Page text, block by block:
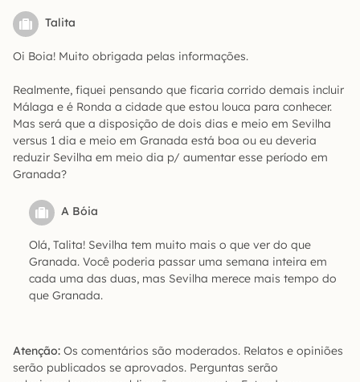
Talita
Oi Boia! Muito obrigada pelas informações.
Realmente, fiquei pensando que ficaria corrido demais incluir
Málaga e é Ronda a cidade que estou louca para conhecer.
Mas será que a disposição de dois dias e meio em Sevilha
versus 1 dia e meio em Granada está boa ou eu deveria
reduzir Sevilha em meio dia p/ aumentar esse período em
Granada?
A Bóia
Olá, Talita! Sevilha tem muito mais o que ver do que
Granada. Você poderia passar uma semana inteira em
cada uma das duas, mas Sevilha merece mais tempo do
que Granada.
Atenção: Os comentários são moderados. Relatos e opiniões
serão publicados se aprovados. Perguntas serão